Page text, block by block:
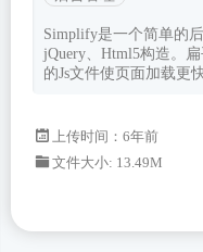
Simplify是一个简单的
jQuery、Html5构造。
的Js文件使页面加载更
上传时间：6年前
文件大小: 13.49M